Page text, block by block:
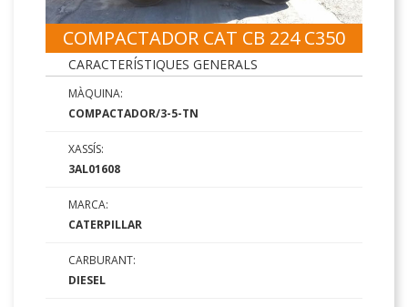
COMPACTADOR CAT CB 224 C350
CARACTERÍSTIQUES GENERALS
MÀQUINA:
COMPACTADOR/3-5-TN
XASSÍS:
3AL01608
MARCA:
CATERPILLAR
CARBURANT:
DIESEL